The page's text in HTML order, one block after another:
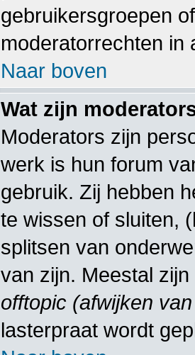
gebruikersgroepen
moderatorrechten in
Naar boven
Wat zijn
Moderators zijn
werk is hun forum
gebruik. Zij hebben
te wissen of sluiten,
splitsen van
van zijn. Meestal
offtopic (afwijken
lasterpraat wordt